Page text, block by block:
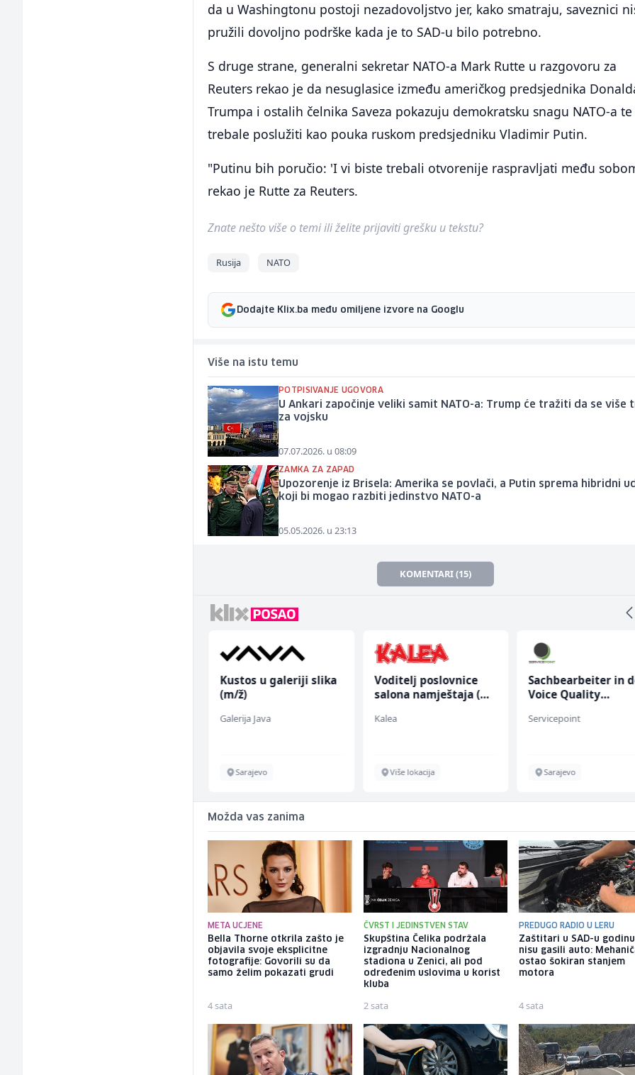
da u Washingtonu postoji nezadovoljstvo jer, kako smatraju, saveznici
pružili dovoljno podrške kada je to SAD-u bilo potrebno.
S druge strane, generalni sekretar NATO-a Mark Rutte u razgovoru za
Reuters rekao je da nesuglasice između američkog predsjednika
Trumpa i ostalih čelnika Saveza pokazuju demokratsku snagu NATO-a te
trebale poslužiti kao pouka ruskom predsjedniku Vladimir Putin.
"Putinu bih poručio: 'I vi biste trebali otvorenije raspravljati među
rekao je Rutte za Reuters.
Znate nešto više o temi ili želite prijaviti grešku u tekstu?
Rusija NATO
Dodajte Klix.ba među omiljene izvore na Googlu
Više na istu temu
POTPISIVANJE UGOVORA
U Ankari započinje veliki samit NATO-a: Trump će tražiti da se više
za vojsku
07.07.2026. u 08:09
ZAMKA ZA ZAPAD
Upozorenje iz Brisela: Amerika se povlači, a Putin sprema hibridni
koji bi mogao razbiti jedinstvo NATO-a
05.05.2026. u 23:13
KOMENTARI (15)
Kustos u galeriji slika
(m/ž)
Galerija Java
Sarajevo
Voditelj poslovnice
salona namještaja (m/
Kalea
Više lokacija
Sachbearbeiter in
Voice Quality
Servicepoint
Sarajevo
Možda vas zanima
META UCJENE
Bella Thorne otkrila zašto je
objavila svoje eksplicitne
fotografije: Govorili su da
samo želim pokazati grudi
4 sata
ČVRST I JEDINSTVEN STAV
Skupština Čelika podržala
izgradnju Nacionalnog
stadiona u Zenici, ali pod
određenim uslovima u korist
kluba
2 sata
PREDUGO RADIO U LERU
Zaštitari u SAD-u
nisu gasili auto:
ostao šokiran stanjem
motora
4 sata